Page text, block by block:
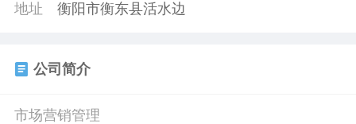
地址
衡阳市衡东县活水边
公司简介
市场营销管理